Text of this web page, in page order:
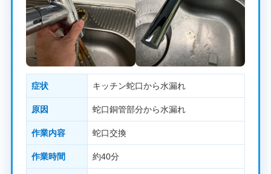
症状 キッチン蛇口から水漏れ
原因 蛇口銅管部分から水漏れ
作業内容 蛇口交換
作業時間 約40分